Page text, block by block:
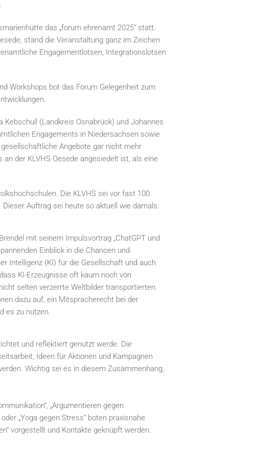
das „forum ehrenamt 2025“ statt.
stand die Veranstaltung ganz im Zeichen
Engagementlotsen, Integrationslotsen
Workshops bot das Forum Gelegenheit zum
(Landkreis Osnabrück) und Johannes
Engagements in Niedersachsen sowie
Angebote gar nicht mehr
der KLVHS Oesede angesiedelt ist, als eine
Die KLVHS sei vor fast 100
Auftrag sei heute so aktuell wie damals.
mit seinem Impulsvortrag „ChatGPT und
Einblick in die Chancen und
Intelligenz (KI) für die Gesellschaft und auch
KI-Erzeugnisse oft kaum noch von
selten verzerrte Weltbilder transportierten.
dazu auf, ein Mitspracherecht bei der
es zu nutzen.
und reflektiert genutzt werde. Die
Ideen für Aktionen und Kampagnen
Wichtig sei es in diesem Zusammenhang,
„Argumentieren gegen
„Yoga gegen Stress“ boten praxisnahe
vorgestellt und Kontakte geknüpft werden.